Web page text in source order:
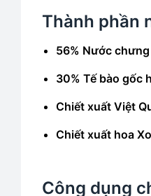
Thành phần
56% Nước
30% Tế bào gốc
Chiết xuất Việt
Chiết xuất hoa
Công dụng